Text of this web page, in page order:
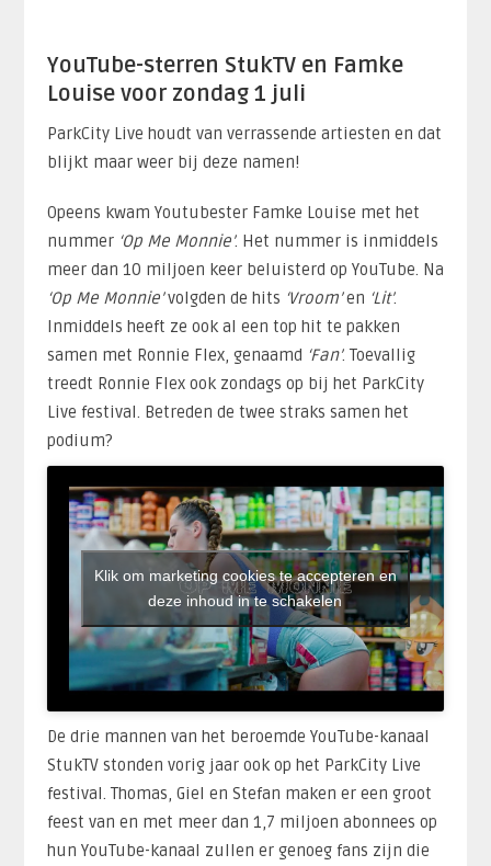
YouTube-sterren StukTV en Famke
Louise voor zondag 1 juli
ParkCity Live houdt van verrassende artiesten en dat
blijkt maar weer bij deze namen!
Opeens kwam Youtubester Famke Louise met het
nummer ‘Op Me Monnie’. Het nummer is inmiddels
meer dan 10 miljoen keer beluisterd op YouTube. Na
‘Op Me Monnie’volgden de hits ‘Vroom’en ‘Lit’.
Inmiddels heeft ze ook al een top hit te pakken
samen met Ronnie Flex, genaamd ‘Fan’. Toevallig
treedt Ronnie Flex ook zondags op bij het ParkCity
Live festival. Betreden de twee straks samen het
podium?
Klik om marketing cookies te accepteren en
deze inhoud in te schakelen
De drie mannen van het beroemde YouTube-kanaal
StukTV stonden vorig jaar ook op het ParkCity Live
festival. Thomas, Giel en Stefan maken er een groot
feest van en met meer dan 1,7 miljoen abonnees op
hun YouTube-kanaal zullen er genoeg fans zijn die